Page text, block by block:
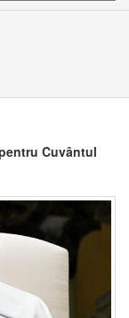
Cuvântul